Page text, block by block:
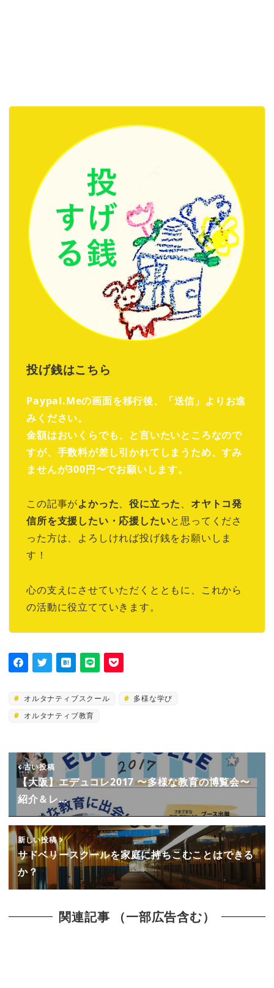
投げ銭はこちら
Paypal.Meの画面を移行後、「送信」よりお進
みください。
金額はおいくらでも、と言いたいところなので
すが、手数料が差し引かれてしまうため、すみ
ませんが300円〜でお願いします。
この記事がよかった、役に立った、 オヤトコ発
信所を支援したい・応援したいと思ってくださ
った方は、よろしければ投げ銭をお願いしま
す！
心の支えにさせていただくとともに、これから
の活動に役立てていきます。
オルタナティブスクール
多様な学び
オルタナティブ教育
古い投稿
【大阪】エデュコレ2017 〜多様な教育の博覧会〜
紹介＆レ…
新しい投稿
サドベリースクールを家庭に持ちこむことはできる
か？
関連記事 （一部広告含む）